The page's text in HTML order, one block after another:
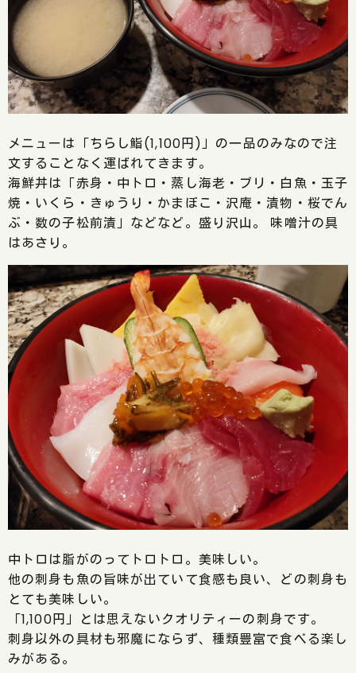
メニューは「ちらし鮨(1,100円)」の一品のみなので注
文することなく運ばれてきます。
海鮮丼は「赤身・中トロ・蒸し海老・ブリ・白魚・玉子
焼・いくら・きゅうり・かまぼこ・沢庵・漬物・桜でん
ぶ・数の子松前漬」などなど。盛り沢山。 味噌汁の具
はあさり。
中トロは脂がのってトロトロ。美味しい。
他の刺身も魚の旨味が出ていて食感も良い、どの刺身も
とても美味しい。
「1,100円」とは思えないクオリティーの刺身です。
刺身以外の具材も邪魔にならず、種類豊富で食べる楽し
みがある。